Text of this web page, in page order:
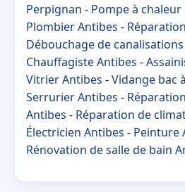
Perpignan - Pompe à
Plombier Antibes -
Débouchage de
Chauffagiste Antibes -
Vitrier Antibes -Vidange bac
Serrurier Antibes -
Antibes - Réparation de
Électricien Antibes - Peinture
Rénovation de salle de bain